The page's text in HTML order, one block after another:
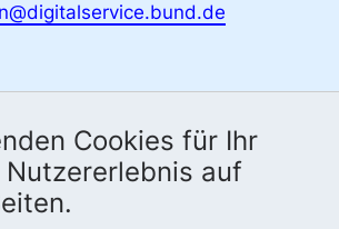
Cookies für Ihr
auf